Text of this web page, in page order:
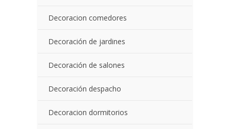
Decoracion comedores
Decoración de jardines
Decoración de salones
Decoración despacho
Decoracion dormitorios